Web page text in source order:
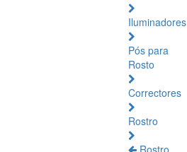
Iluminadores
Pós para
Rosto
Correctores
Rostro
Rostro